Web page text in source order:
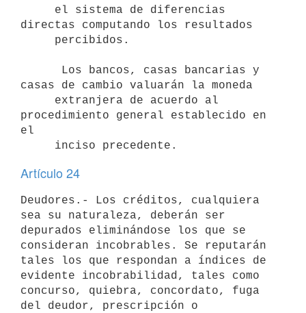
directas computando los resultados
casas de cambio valuarán la moneda
procedimiento general establecido en
el
Artículo 24
Deudores.- Los créditos, cualquiera
sea su naturaleza, deberán ser
depurados eliminándose los que se
consideran incobrables. Se reputarán
tales los que respondan a índices de
evidente incobrabilidad, tales como
concurso, quiebra, concordato, fuga
del deudor, prescripción o